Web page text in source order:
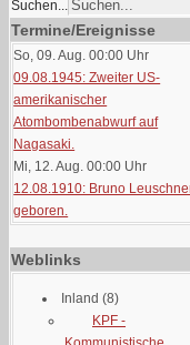
Suchen...
Termine/Ereignisse
So, 09. Aug. 00:00 Uhr
09.08.1945: Zweiter US-
amerikanischer
Atombombenabwurf auf
Nagasaki.
Mi, 12. Aug. 00:00 Uhr
12.08.1910: Bruno
geboren.
Weblinks
Inland (8)
KPF -